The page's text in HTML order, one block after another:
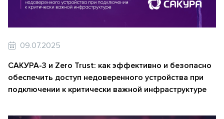
09.07.2025
САКУРА-3 и Zero Trust: как эффективно и безопасно
обеспечить доступ недоверенного устройства при
подключении к критически важной инфраструктуре